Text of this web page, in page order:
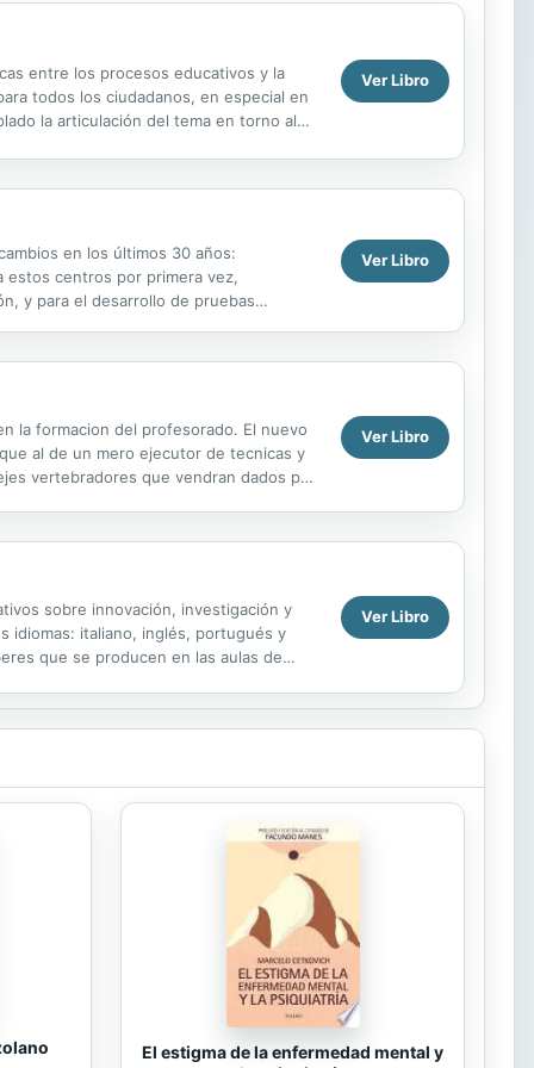
entre los procesos educativos y la
todos los ciudadanos, en especial en
la articulación del tema en torno al
Ver Libro
en los últimos 30 años:
estos centros por primera vez,
y para el desarrollo de pruebas
Ver Libro
la formacion del profesorado. El nuevo
al de un mero ejecutor de tecnicas y
vertebradores que vendran dados por
Ver Libro
sobre innovación, investigación y
idiomas: italiano, inglés, portugués y
que se producen en las aulas de
Ver Libro
El estigma de la enfermedad mental y